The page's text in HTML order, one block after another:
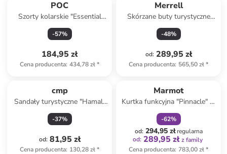
POC
Szorty kolarskie "Essential
MTB" w kolorze czarnym
-57%
184,95 zł
Cena producenta: 434,78 zł*
Merrell
Skórzane buty turystyczne
"Accentor 3" w kolorze
czarnym
-48%
od: 289,95 zł
Cena producenta: 565,50 zł*
cmp
Sandały turystyczne "Hamal"
w kolorze granatowo-
zielonym
-37%
od: 81,95 zł
Cena producenta: 130,28 zł*
Marmot
Kurtka funkcyjna "Pinnacle" w
kolorze niebieskim
-62%
od: 294,95 złregularna
od: 289,95 zł z family
Cena producenta: 783,00 zł*